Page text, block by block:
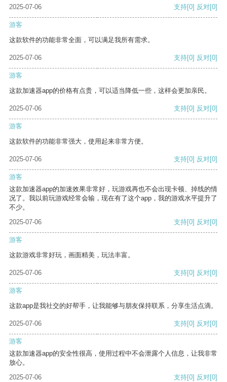
2025-07-06 支持[0] 反对[0]
游客
这款软件的功能非常全面，可以满足我所有需求。
2025-07-06 支持[0] 反对[0]
游客
这款加速器app的价格有点贵，可以适当降低一些，这样会更加亲民。
2025-07-06 支持[0] 反对[0]
游客
这款软件的功能非常强大，使用起来非常方便。
2025-07-06 支持[0] 反对[0]
游客
这款加速器app的加速效果非常好，玩游戏再也不会出现卡顿、掉线的情
况了。我以前玩游戏经常会输，现在有了这个app，我的游戏水平提升了
不少。
2025-07-06
支持[0] 反对[0]
游客
这款游戏非常好玩，画面精美，玩法丰富。
2025-07-06 支持[0] 反对[0]
游客
这款app是我社交的好帮手，让我能够与朋友保持联系，分享生活点滴。
2025-07-06 支持[0] 反对[0]
游客
这款加速器app的安全性很高，使用过程中不会泄露个人信息，让我非常
放心。
2025-07-06
支持[0] 反对[0]